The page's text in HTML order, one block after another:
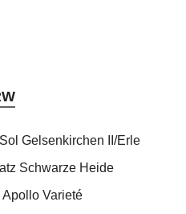
Gelsenkirchen II/Erle
Schwarze Heide
Apollo Varieté